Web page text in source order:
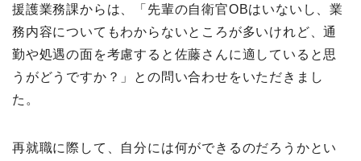
援護業務課からは、「先輩の自衛官OBはいないし、業
務内容についてもわからないところが多いけれど、通
勤や処遇の面を考慮すると佐藤さんに適していると思
うがどうですか？」との問い合わせをいただきまし
た。
再就職に際して、自分には何ができるのだろうかとい